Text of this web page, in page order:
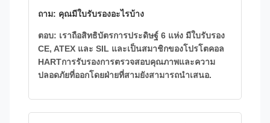
ถาม: คุณมีใบรับรองอะไรบ้าง
ตอบ: เราถือสิทธิบัตรการประดิษฐ์ 6 แห่ง มีใบรับรอง
CE, ATEX และ SIL และเป็นสมาชิกของโปรโตคอล
HARTการรับรองการตรวจสอบคุณภาพและความ
ปลอดภัยที่ออกโดยฝ่ายที่สามยังสามารถนําเสนอ.